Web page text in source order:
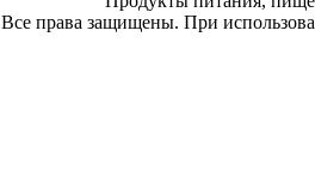
Все права защищены. При